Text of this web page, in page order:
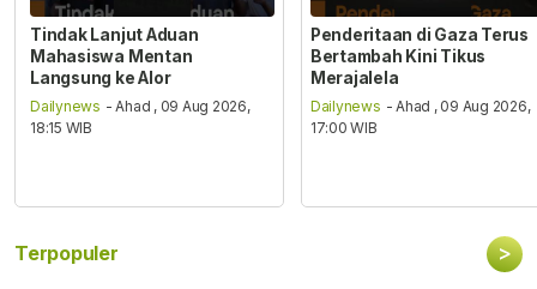
Tindak Lanjut Aduan
Mahasiswa Mentan
Langsung ke Alor
Dailynews - Ahad , 09 Aug 2026,
18:15 WIB
Penderitaan di Gaza Terus
Bertambah Kini Tikus
Merajalela
Dailynews - Ahad , 09 Aug 2026,
17:00 WIB
Terpopuler >